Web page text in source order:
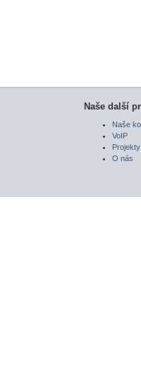
Naše další
Naše
VoIP
Projekty
O nás